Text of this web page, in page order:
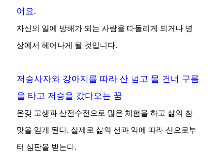
어요.
자신의 일에 방해가 되는 사람을 따돌리게 되거나 병
상에서 헤어나게 될 것입니다.
저승사자와 강아지를 따라 산 넘고 물 건너 구름
을 타고 저승을 갔다오는 꿈
온갖 고생과 산전수전으로 많은 체험을 하고 삶의 참
맛을 얻게 된다. 실제로 삶의 선과 악에 따라 신으로부
터 심판을 받는다.